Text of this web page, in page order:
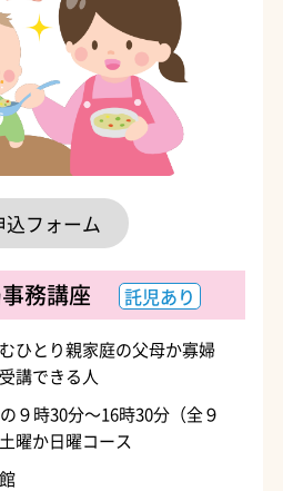
込フォーム
務講座 託児あり
ひとり親家庭の父母か寡婦
講できる人
９時30分～16時30分（全９
か日曜コース